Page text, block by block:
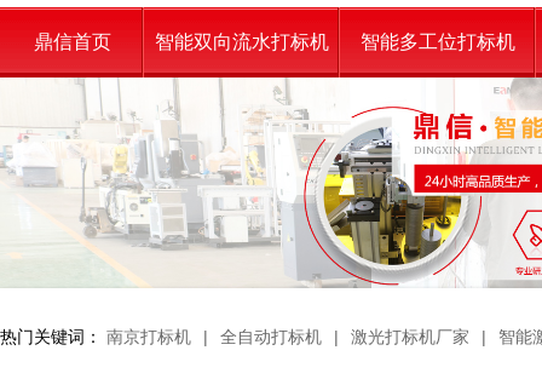
鼎信首页 智能双向流水打标机 智能多工位打标机
热门关键词： 南京打标机 | 全自动打标机 | 激光打标机厂家 | 智能